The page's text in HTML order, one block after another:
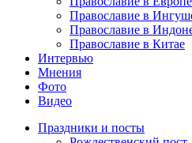
Православие в
Православие в
Православие в Китае
Интервью
Мнения
Фото
Видео
Праздники и посты